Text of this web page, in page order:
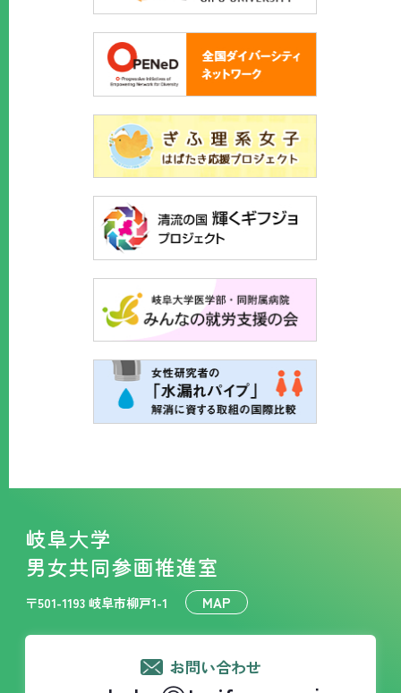
岐阜大学
男女共同参画推進室
〒501-1193 岐阜市柳戸1-1 MAP
お問い合わせ